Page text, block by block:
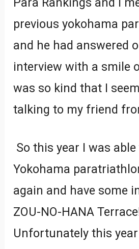
previous yokohama
and he had answered
interview with a smile
was so kind that I
talking to my friend
So this year I was
Yokohama
again and have some
ZOU-NO-HANA
Unfortunately this year